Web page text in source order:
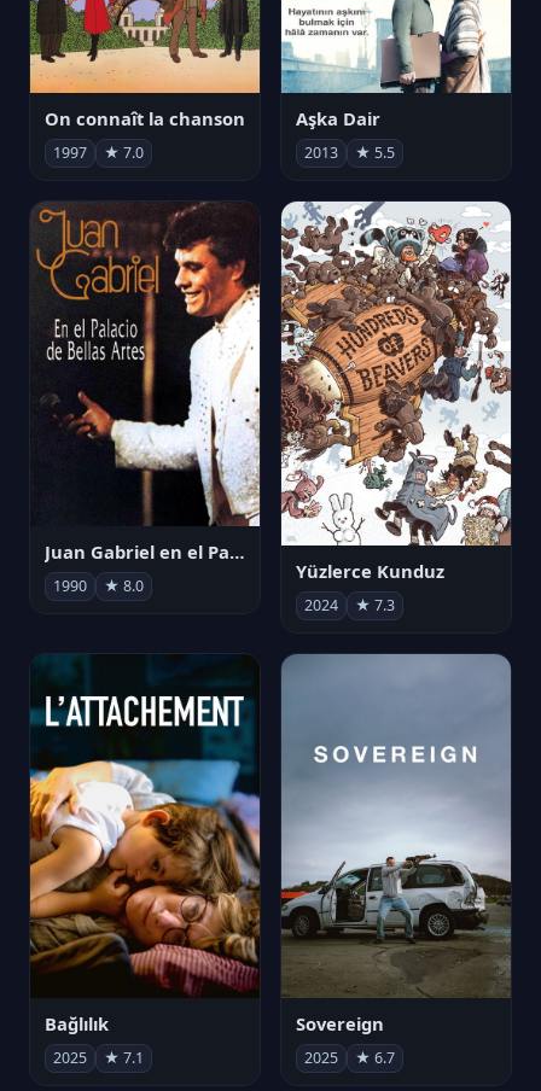
On connaît la chanson
1997 ★ 7.0
Aşka Dair
2013 ★ 5.5
Juan Gabriel en el Palacio de Bellas Artes
1990 ★ 8.0
Yüzlerce Kunduz
2024 ★ 7.3
Bağlılık
2025 ★ 7.1
Sovereign
2025 ★ 6.7